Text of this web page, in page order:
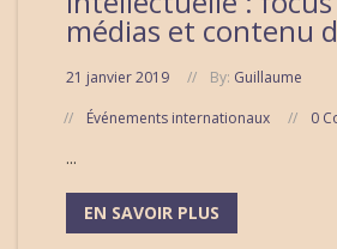
médias et contenu
21 janvier 2019 By: Guillaume
Événements internationaux
0
...
EN SAVOIR PLUS